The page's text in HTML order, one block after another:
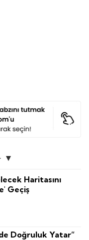
Haritasını
Geçiş
Doğruluk Yatar”